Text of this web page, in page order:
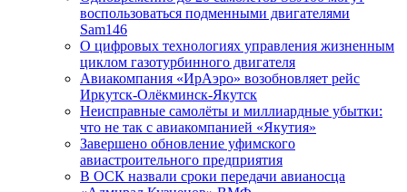
воспользоваться подменными двигателями
Sam146
О цифровых технологиях управления жизненным
циклом газотурбинного двигателя
Авиакомпания «ИрАэро» возобновляет рейс
Иркутск-Олёкминск-Якутск
Неисправные самолёты и миллиардные убытки:
что не так с авиакомпанией «Якутия»
Завершено обновление уфимского
авиастроительного предприятия
В ОСК назвали сроки передачи авианосца